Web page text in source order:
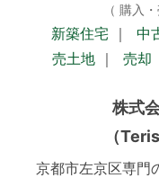
（ 購入
新築住宅 ｜ 中
売土地
｜ 売却
株式
（
京都市左京区専門